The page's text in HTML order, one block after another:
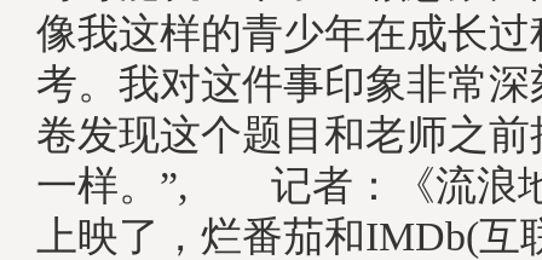
像我这样的青少年在成长
考。我对这件事印象非常
卷发现这个题目和老师之
一样。”, 记者：《流浪
上映了，烂番茄和IMDb(互